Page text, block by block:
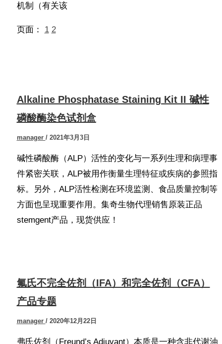
机制（有关该
页面： 1 2
Alkaline Phosphatase Staining Kit II 碱性
磷酸酶染色试剂盒
manager / 2021年3月3日
碱性磷酸酶（ALP）活性的变化与一系列生理和病理事
件紧密关联，ALP被用作衡量生理特征或疾病的参照指
标。另外，ALP活性检测在环境监测、食品质量控制等
方面也呈现重要作用。集奇生物代理销售原装正品
stemgent产品，现货供应！
氟氏不完全佐剂（IFA）和完全佐剂（CFA）
产品专题
manager / 2020年12月22日
弗氏佐剂（Freund’s Adjuvant）本质是一种含非代谢油